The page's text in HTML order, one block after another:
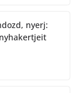
nyerj: